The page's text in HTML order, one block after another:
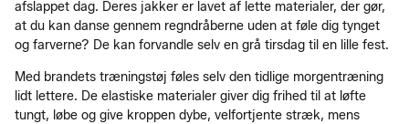
afslappet dag. Deres jakker er lavet af lette materialer, der gør,
at du kan danse gennem regndråberne uden at føle dig tynget
og farverne? De kan forvandle selv en grå tirsdag til en lille fest.
Med brandets træningstøj føles selv den tidlige morgentræning
lidt lettere. De elastiske materialer giver dig frihed til at løfte
tungt, løbe og give kroppen dybe, velfortjente stræk, mens